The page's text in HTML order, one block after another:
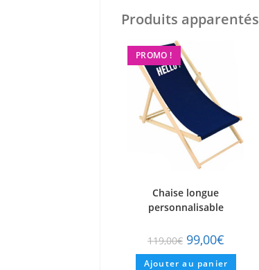
Produits apparentés
PROMO !
Chaise longue
personnalisable
119,00€ 99,00€
Ajouter au panier